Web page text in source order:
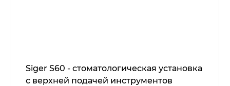
Siger S60 - стоматологическая установка
с верхней подачей инструментов